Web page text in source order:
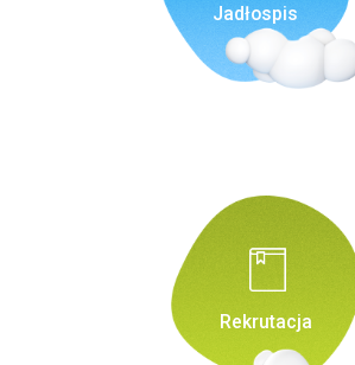
Jadłospis
Rekrutacja